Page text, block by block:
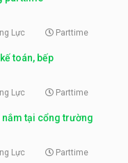
Lực Parttime
toán, bếp
Lực Parttime
nắm tại cổng trường
Lực Parttime